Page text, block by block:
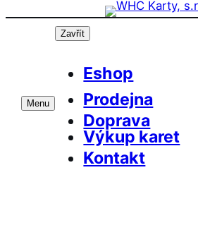
Přeskočit
Menu
Zavřít
Eshop
Prodejna
Doprava
Výkup karet
Kontakt